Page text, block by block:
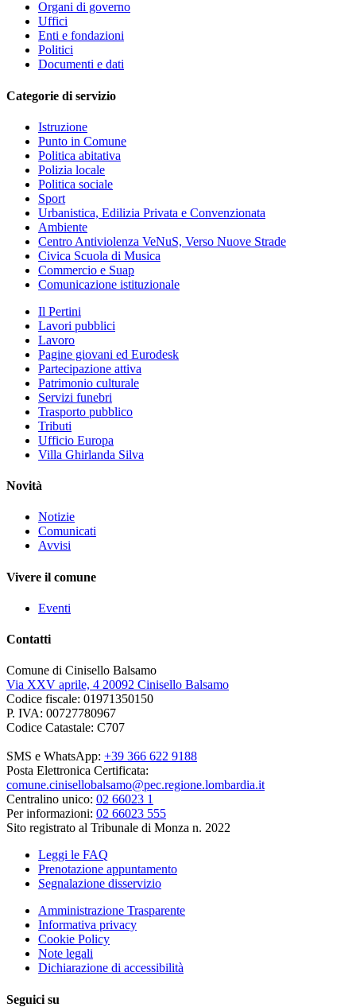
Organi di governo
Uffici
Enti e fondazioni
Politici
Documenti e dati
Categorie di servizio
Istruzione
Punto in Comune
Politica abitativa
Polizia locale
Politica sociale
Sport
Urbanistica, Edilizia Privata e Convenzionata
Ambiente
Centro Antiviolenza VeNuS, Verso Nuove Strade
Civica Scuola di Musica
Commercio e Suap
Comunicazione istituzionale
Il Pertini
Lavori pubblici
Lavoro
Pagine giovani ed Eurodesk
Partecipazione attiva
Patrimonio culturale
Servizi funebri
Trasporto pubblico
Tributi
Ufficio Europa
Villa Ghirlanda Silva
Novità
Notizie
Comunicati
Avvisi
Vivere il comune
Eventi
Contatti
Comune di Cinisello Balsamo
Via XXV aprile, 4 20092 Cinisello Balsamo
Codice fiscale: 01971350150
P. IVA: 00727780967
Codice Catastale: C707
SMS e WhatsApp: +39 366 622 9188
Posta Elettronica Certificata:
comune.cinisellobalsamo@pec.regione.lombardia.it
Centralino unico: 02 66023 1
Per informazioni: 02 66023 555
Sito registrato al Tribunale di Monza n. 2022
Leggi le FAQ
Prenotazione appuntamento
Segnalazione disservizio
Amministrazione Trasparente
Informativa privacy
Cookie Policy
Note legali
Dichiarazione di accessibilità
Seguici su